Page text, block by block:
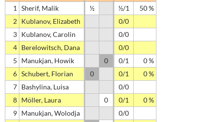
1
Sherif, Malik ½ ½/1
50 %
2 Kublanov, Elizabeth
0/0
3 Kublanov, Carolin
0/0
4 Berelowitsch, Dana
0/0
5
Manukjan, Howik 0 0/1
0 %
6 Schubert, Florian 0 0/1
0 %
7 Bashylina, Luisa
0/0
8 Möller, Laura 0 0/1
0 %
9 Manukjan, Wolodja
0/0